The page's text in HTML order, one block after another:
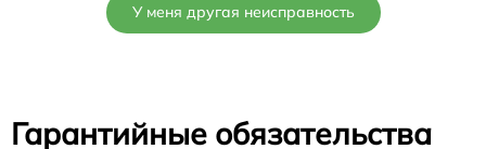
У меня другая неисправность
Гарантийные обязательства